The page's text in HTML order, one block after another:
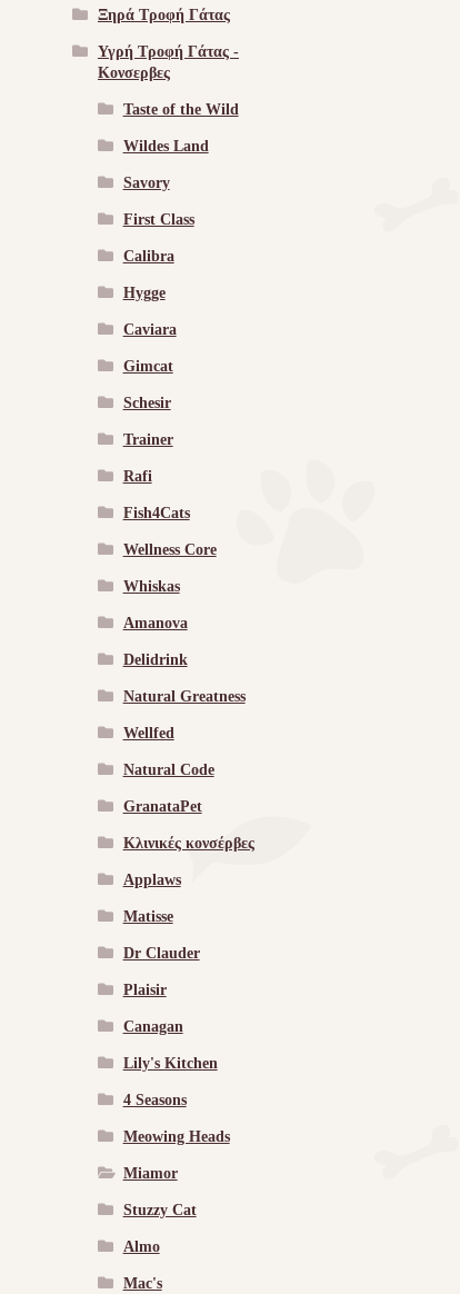
Ξηρά Τροφή Γάτας
Υγρή Τροφή Γάτας -
Kονσερβες
Taste of the Wild
Wildes Land
Savory
First Class
Calibra
Hygge
Caviara
Gimcat
Schesir
Trainer
Rafi
Fish4Cats
Wellness Core
Whiskas
Amanova
Delidrink
Natural Greatness
Wellfed
Natural Code
GranataPet
Κλινικές κονσέρβες
Applaws
Matisse
Dr Clauder
Plaisir
Canagan
Lily's Kitchen
4 Seasons
Meowing Heads
Miamor
Stuzzy Cat
Almo
Mac's